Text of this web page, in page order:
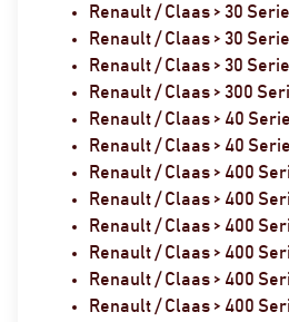
Renault / Claas > 30
Renault / Claas > 30
Renault / Claas > 30
Renault / Claas > 300
Renault / Claas > 40
Renault / Claas > 40
Renault / Claas > 400
Renault / Claas > 400
Renault / Claas > 400
Renault / Claas > 400
Renault / Claas > 400
Renault / Claas > 400